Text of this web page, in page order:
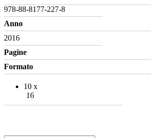
978-88-8177-227-8
Anno
2016
Pagine
Formato
10 x
16